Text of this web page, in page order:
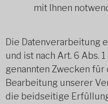
mit Ihnen
Die Datenverarbeitung
und ist nach Art. 6 Abs. 1
genannten Zwecken für
Bearbeitung unserer
die beidseitige